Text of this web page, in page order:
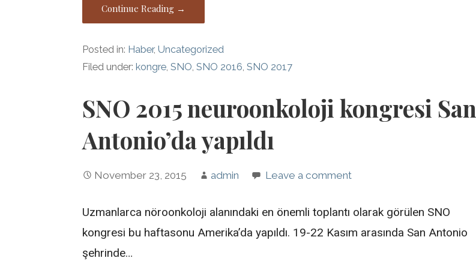
Continue Reading →
Posted in: Haber,Uncategorized
Filed under:kongre ,SNO ,SNO 2016 ,SNO 2017
SNO 2015 neuroonkoloji kongresi San
Antonio’da yapıldı
November 23, 2015 admin Leave a comment
Uzmanlarca nöroonkoloji alanındaki en önemli toplantı olarak görülen SNO
kongresi bu haftasonu Amerika’da yapıldı. 19-22 Kasım arasında San Antonio
şehrinde…